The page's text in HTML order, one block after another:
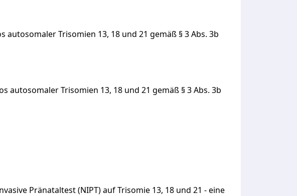
Trisomien 13, 18 und 21 gemäß § 3 Abs. 3b
autosomalerTrisomien 13, 18 und 21 gemäß § 3Abs. 3b
Pränataltest (NIPT) auf Trisomie 13, 18 und 21 - eine